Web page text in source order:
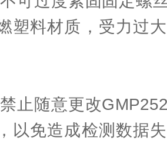
塑料材质，受力过
随意更改GMP252
以免造成检测数据